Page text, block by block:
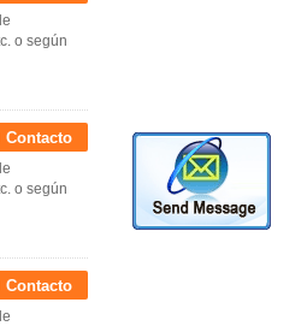
o según
Contacto
o según
Contacto